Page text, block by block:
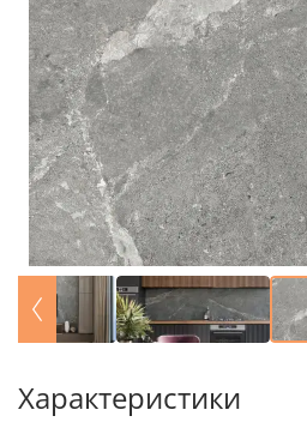
Характеристики